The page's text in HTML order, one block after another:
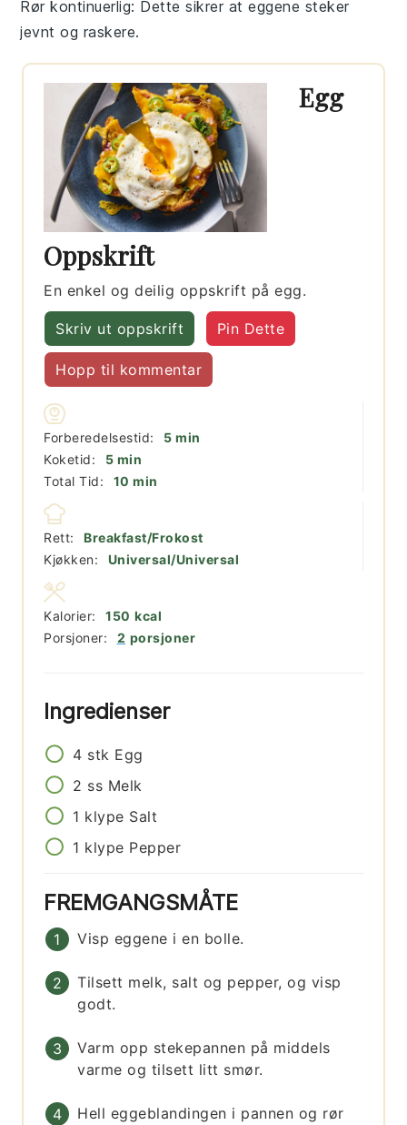
Rør kontinuerlig: Dette sikrer ateggene steker
jevnt og raskere.
Egg
Oppskrift
En enkel og deilig oppskrift på egg.
Skriv ut oppskrift Pin Dette
Hopp til kommentar
Forberedelsestid: 5minutter
min
Koketid:
5minutter
min
Total Tid:
10 minutter
min
Rett:
Breakfast/Frokost
Kjøkken:
Universal/Universal
Porsjoner: 2 porsjoner
Kalorier: 150 kcal
Ingredienser
4 stk Egg
2 ss Melk
1 klype Salt
1 klype Pepper
FREMGANGSMÅTE
Visp eggene i en bolle.
Tilsett melk, salt og pepper, og visp
godt.
Varm opp stekepannen på middels
varme og tilsett litt smør.
Hell eggeblandingen i pannen og rør